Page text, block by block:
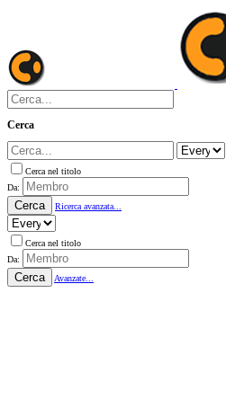
Cerca
Cerca nel titolo
Da:
Cerca Ricerca avanzata...
Cerca nel titolo
Da:
Cerca Avanzate...